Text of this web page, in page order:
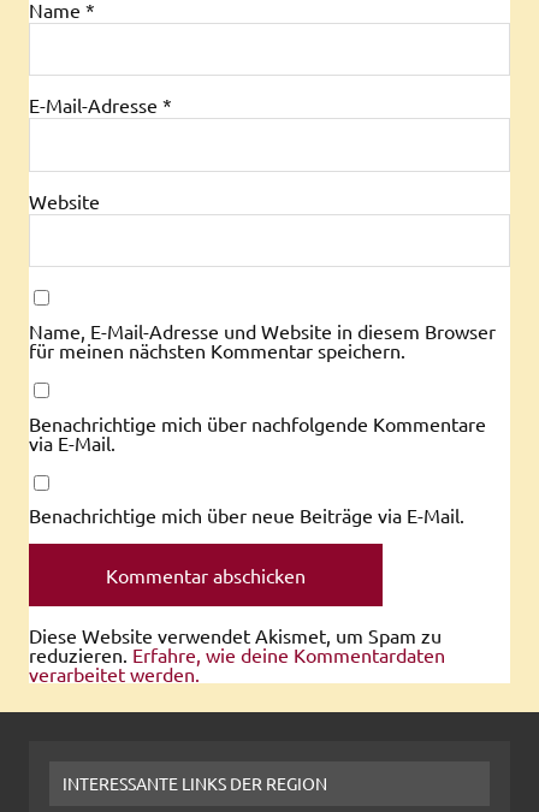
Name *
E-Mail-Adresse *
Website
Name, E-Mail-Adresse und Website in diesem Browser
für meinen nächsten Kommentar speichern.
Benachrichtige mich über nachfolgende Kommentare
via E-Mail.
Benachrichtige mich über neue Beiträge via E-Mail.
Diese Website verwendet Akismet, um Spam zu
reduzieren. Erfahre, wie deine Kommentardaten
verarbeitet werden.
INTERESSANTE LINKS DER REGION